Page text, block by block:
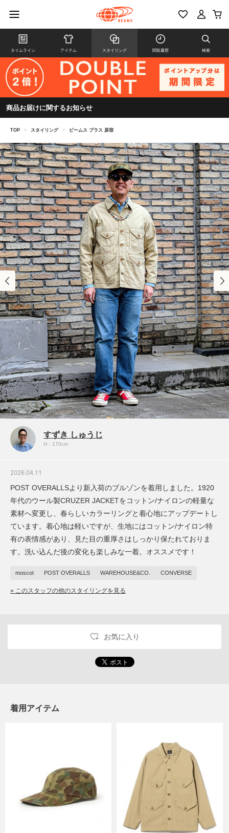
タイムライン アイテム スタイリング 閲覧履歴 検索
商品お届けに関するお知らせ
TOP > スタイリング > ビームス プラス 原宿
すずき しゅうじ
H：170cm
2026.04.11
POST OVERALLSより新入荷のブルゾンを着用しました。1920
年代のウール製CRUZER JACKETをコットン/ナイロンの軽量な
素材へ変更し、春らしいカラーリングと着心地にアップデートし
ています。着心地は軽いですが、生地にはコットン/ナイロン特
有の表情感があり、見た目の重厚さはしっかり保たれておりま
す。洗い込んだ後の変化も楽しみな一着。オススメです！
moscot POST OVERALLS WAREHOUSE&CO. CONVERSE
» このスタッフの他のスタイリングを見る
お気に入り
着用アイテム